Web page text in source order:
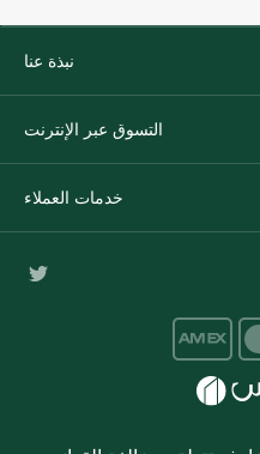
نبذة عنا
التسوق عبر الإنترنت
خدمات العملاء